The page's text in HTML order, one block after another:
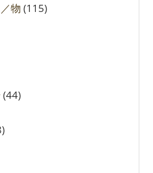
物 (115)
(44)